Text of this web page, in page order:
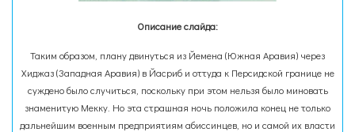
Описание слайда:
Таким образом, плану двинуться из Йемена (Южная Аравия) через
Хиджаз (Западная Аравия) в Йасриб и оттуда к Персидской границе не
суждено было случиться, поскольку при этом нельзя было миновать
знаменитую Мекку. Но эта страшная ночь положила конец не только
дальнейшим военным предприятиям абиссинцев, но и самой их власти